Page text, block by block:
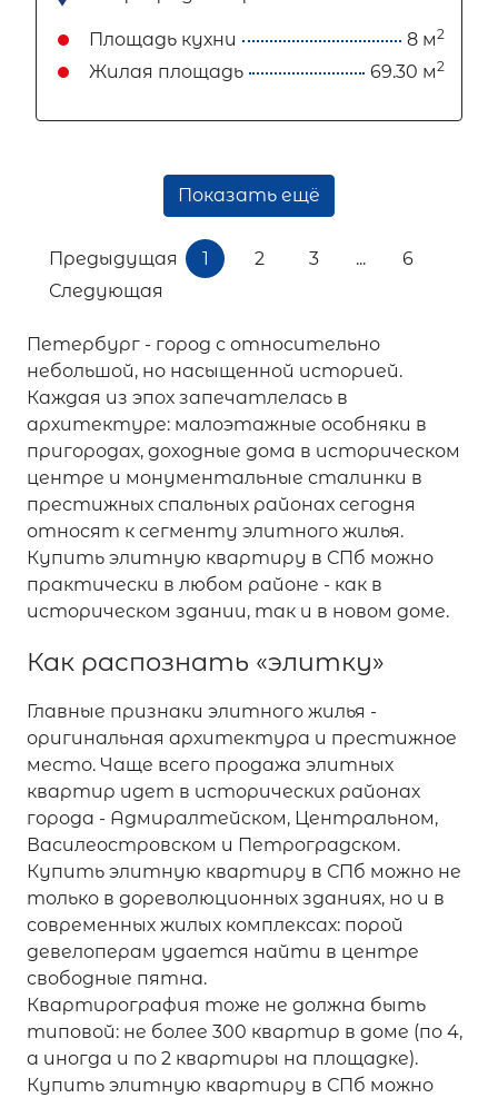
Площадь кухни 8 м2
Жилая площадь 69.30 м2
Показать ещё
Предыдущая 1 2 3 ...
6
Следующая
Петербург - город с относительно
небольшой, но насыщенной историей.
Каждая из эпох запечатлелась в
архитектуре: малоэтажные особняки в
пригородах, доходные дома в историческом
центре и монументальные сталинки в
престижных спальных районах сегодня
относят к сегменту элитного жилья.
Купить элитную квартиру в СПб можно
практически в любом районе - как в
историческом здании, так и в новом доме.
Как распознать «элитку»
Главные признаки элитного жилья -
оригинальная архитектура и престижное
место. Чаще всего продажа элитных
квартир идет в исторических районах
города - Адмиралтейском, Центральном,
Василеостровском и Петроградском.
Купить элитную квартиру в СПб можно не
только в дореволюционных зданиях, но и в
современных жилых комплексах: порой
девелоперам удается найти в центре
свободные пятна.
Квартирография тоже не должна быть
типовой: не более 300 квартир в доме (по 4,
а иногда и по 2 квартиры на площадке).
Купить элитную квартиру в СПб можно